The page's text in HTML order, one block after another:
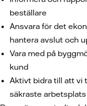
beställare
Ansvara för det
hantera avslut och
Vara med på
kund
Aktivt bidra till att vi
säkraste arbetsplats